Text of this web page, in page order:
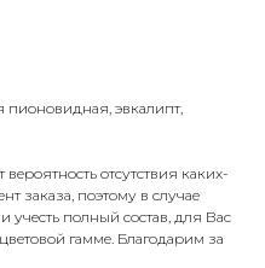
пионовидная, эвкалипт,
отсутствия каких-
заказа, поэтому в случае
учесть полный состав, для Вас
гамме. Благодарим за